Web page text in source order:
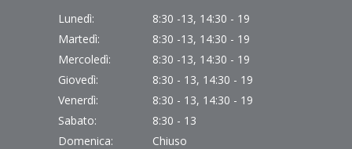
Lunedì:
8:30 -13, 14:30 - 19
Martedì:
8:30 -13, 14:30 - 19
Mercoledì:
8:30 -13, 14:30 - 19
Giovedì:
8:30 - 13, 14:30 - 19
Venerdì:
8:30 - 13, 14:30 - 19
Sabato:
8:30 - 13
Domenica:
Chiuso